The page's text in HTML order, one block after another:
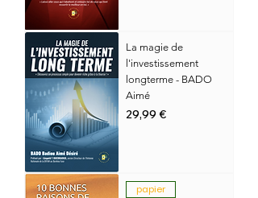
La magie de
l'investissement
longterme - BADO
Aimé
Prix
29,99 €
papier